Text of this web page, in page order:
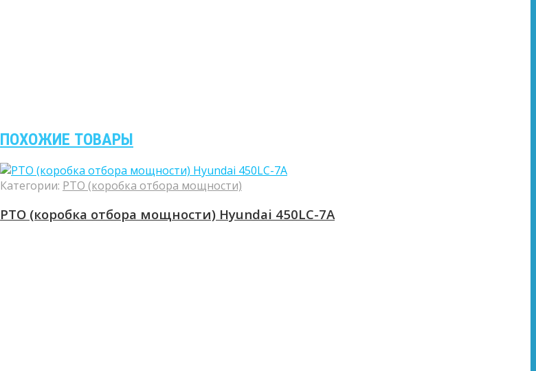
ПОХОЖИЕ ТОВАРЫ
Категории: PTO (коробка отбора мощности)
PTO (коробка отбора мощности) Hyundai 450LC-7A